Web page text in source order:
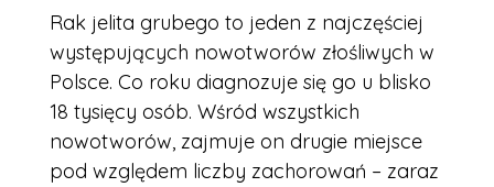
Rak jelita grubego to jeden z najczęściej
występujących nowotworów złośliwych w
Polsce. Co roku diagnozuje się go u blisko
18 tysięcy osób. Wśród wszystkich
nowotworów, zajmuje on drugie miejsce
pod względem liczby zachorowań – zaraz